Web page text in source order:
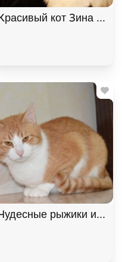
ищет дом. В дар! ,
кот Зина
Снежок!, Черный с
рыжики ищут